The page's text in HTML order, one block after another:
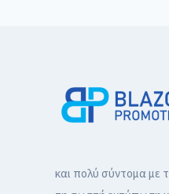
και πολύ σύντομα με